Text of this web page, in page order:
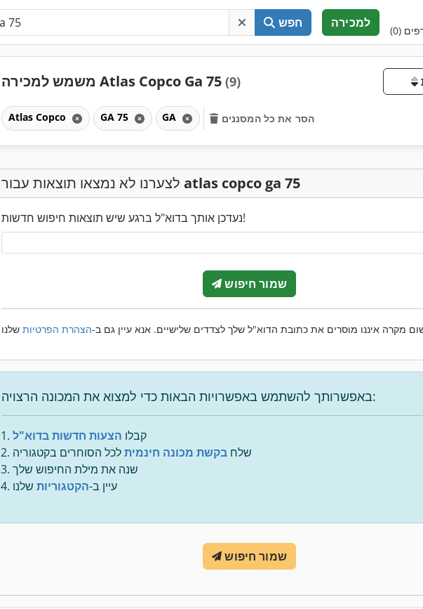
חפש למכירה
(0)
משמש למכירה Atlas Copco Ga 75 (9)
Atlas Copco GA 75 GA הסר את כל המסננים
atlas copco ga 75
נעדכן אותך בדוא"ל ברגע שיש תוצאות חיפוש חדשות!
שמור חיפוש
מקרה איננו מוסרים את כתובת הדוא"ל שלך לצדדים שלישיים. אנא עיין גם ב-הצהרת הפרטיות
באפשרותך להשתמש באפשרויות הבאות כדי למצוא את המכונה הרצויה:
קבלו הצעות חדשות בדוא"ל
שלח בקשת מכונה חינמיתלכל הסוחרים בקטגוריה
שנה את מילת החיפוש שלך
עיין ב-הקטגוריות שלנו
שמור חיפוש